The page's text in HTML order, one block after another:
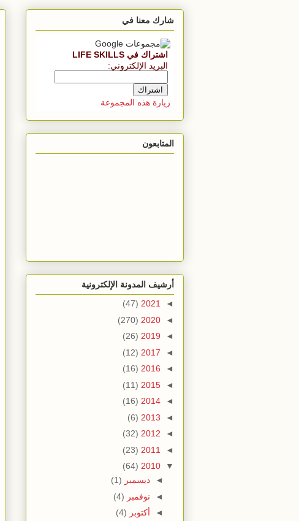
شارك معنا في
اشتراك في LIFE SKILLS
البريد الإلكتروني:
زيارة هذه المجموعة
المتابعون
أرشيف المدونة الإلكترونية
◄
2021
(47)
◄
2020
(270)
◄
2019
(26)
◄
2017
(12)
◄
2016
(16)
◄
2015
(11)
◄
2014
(16)
◄
2013
(6)
◄
2012
(32)
◄
2011
(23)
▼
2010
(64)
◄ ديسمبر (1)
◄ نوفمبر (4)
◄ أكتوبر (4)